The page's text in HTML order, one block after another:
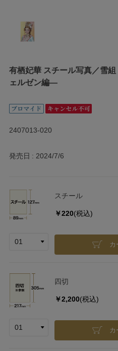
有栖妃華 スチール写真／雪
ェルゼン編―
2407013-020
発売日 2024/7/6
スチール
￥220(税込)
カ
四切
￥2,200(税込)
カ